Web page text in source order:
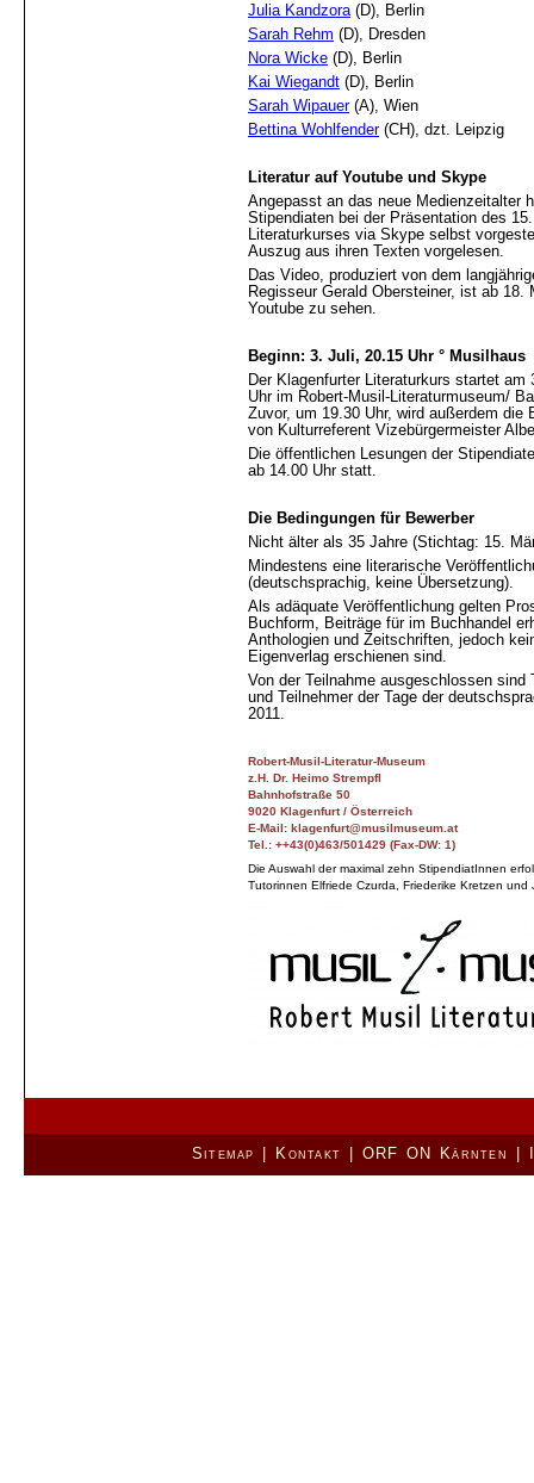
Julia Kandzora(D), Berlin
Sarah Rehm (D), Dresden
Nora Wicke (D), Berlin
Kai Wiegandt (D), Berlin
Sarah Wipauer(A), Wien
Bettina Wohlfender(CH), dzt. Leipzig
Literatur auf Youtube und Skype
Angepasst an das neue Medienzeitalter
Stipendiaten bei der Präsentation des
Literaturkurses via Skype selbst
Auszug aus ihren Texten vorgelesen.
Das Video, produziert von dem
Regisseur Gerald Obersteiner, ist ab 18.
Youtube zu sehen.
Beginn: 3. Juli, 20.15 Uhr ° Musilhaus
Der Klagenfurter Literaturkurs startet am
Uhr im Robert-Musil-Literaturmuseum/
Zuvor, um 19.30 Uhr, wird außerdem die
von Kulturreferent Vizebürgermeister
Die öffentlichen Lesungen der
ab 14.00 Uhr statt.
Die Bedingungen für Bewerber
Nicht älter als 35 Jahre (Stichtag: 15.
Mindestens eine literarische
(deutschsprachig, keine Übersetzung).
Als adäquate Veröffentlichung gelten
Buchform, Beiträge für im Buchhandel
Anthologien und Zeitschriften, jedoch
Eigenverlag erschienen sind.
Von der Teilnahme ausgeschlossen sind
und Teilnehmer der Tage der
2011.
Robert-Musil-Literatur-Museum
z.H. Dr. Heimo Strempfl
Bahnhofstraße 50
9020 Klagenfurt / Österreich
E-Mail: klagenfurt@musilmuseum.at
Tel.: ++43(0)463/501429 (Fax-DW: 1)
Die Auswahl der maximal zehn StipendiatInnen
Tutorinnen Elfriede Czurda, Friederike Kretzen und
Sitemap Kontakt ORF ON Kärnten